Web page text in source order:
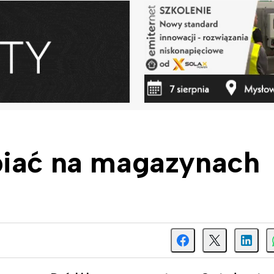
na magazynach